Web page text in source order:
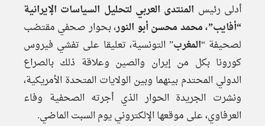
أدلى رئيس المنتدى العربي لتحليل السياسات الإيرانية
“أفايب”، محمد محسن أبو النور، بحوار صحفي مقتضب
لصحيفة “المغرب” التونسية، تعليقا على تفشي فيروس
كورونا بكل من إيران والصين وعلاقة ذلك بالصراع
الدولي المحتدم بينهما وبين الولايات المتحدة الأمريكية،
ونشرت الجريدة الحوار الذي أجرته الصحفية وفاء
العرفاوي، على موقعها الإلكتروني يوم السبت الماضي.